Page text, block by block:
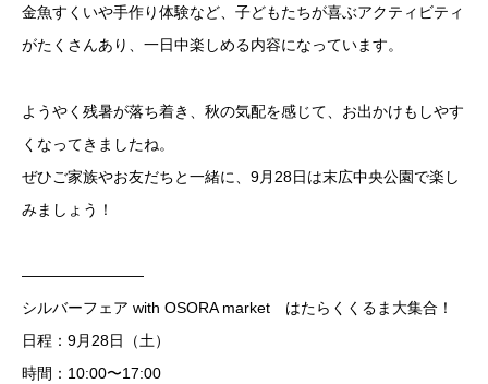
金魚すくいや手作り体験など、子どもたちが喜ぶアクティビティ
がたくさんあり、一日中楽しめる内容になっています。
ようやく残暑が落ち着き、秋の気配を感じて、お出かけもしやす
くなってきましたね。
ぜひご家族やお友だちと一緒に、9月28日は末広中央公園で楽し
みましょう！
————————
シルバーフェア with OSORA market はたらくくるま大集合！
日程：9月28日（土）
時間：10:00〜17:00